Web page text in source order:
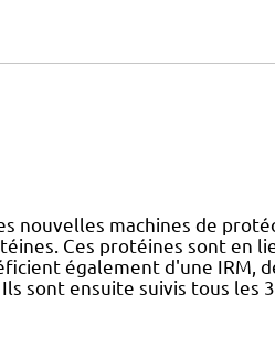
nouvelles machines de
Ces protéines sont en
également d'une IRM,
sont ensuite suivis tous les